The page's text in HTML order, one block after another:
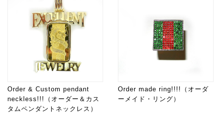
Order & Custom pendant
neckless!!!（オーダー＆カス
タムペンダントネックレス）
Order made ring!!!!（オーダ
ーメイド・リング）